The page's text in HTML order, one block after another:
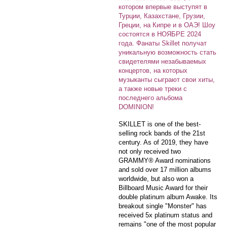
котором впервые выступят в
Турции, Казахстане, Грузии,
Греции, на Кипре и в ОАЭ! Шоу
состоятся в НОЯБРЕ 2024
года. Фанаты Skillet получат
уникальную возможность стать
свидетелями незабываемых
концертов, на которых
музыканты сыграют свои хиты,
а также новые треки с
последнего альбома
DOMINION!
SKILLET is one of the best-
selling rock bands of the 21st
century. As of 2019, they have
not only received two
GRAMMY®️ Award nominations
and sold over 17 million albums
worldwide, but also won a
Billboard Music Award for their
double platinum album Awake. Its
breakout single "Monster" has
received 5x platinum status and
remains "one of the most popular